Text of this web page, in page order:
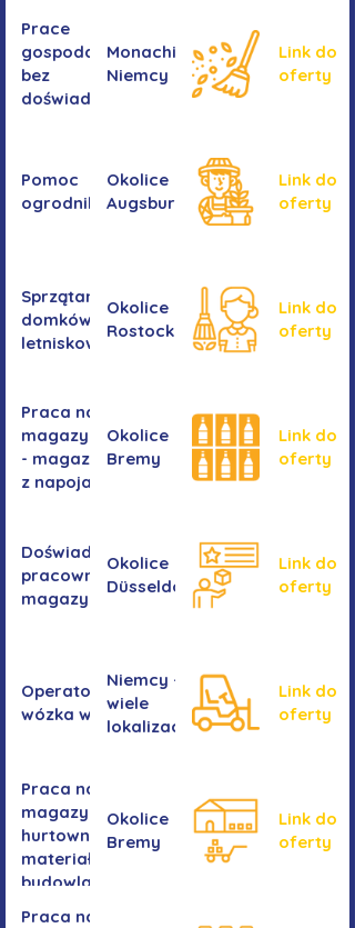
Prace
gospodarcze -
bez
doświadczenia
Monachium,
Niemcy
Link do
oferty
Pomoc
ogrodnika
Okolice
Augsburga
Link do
oferty
Sprzątanie
domków
letniskowych
Okolice
Rostocku
Link do
oferty
Praca na
magazynie
- magazyn
z napojami
Okolice
Bremy
Link do
oferty
Doświadczony
pracownik/pracownica
magazynu
Okolice
Düsseldorf
Link do
oferty
Operator/operatorka
wózka widłowego
Niemcy -
wiele
lokalizacji
Link do
oferty
Praca na
magazynie -
hurtownia
materiałów
budowlanych
Okolice
Bremy
Link do
oferty
Praca na